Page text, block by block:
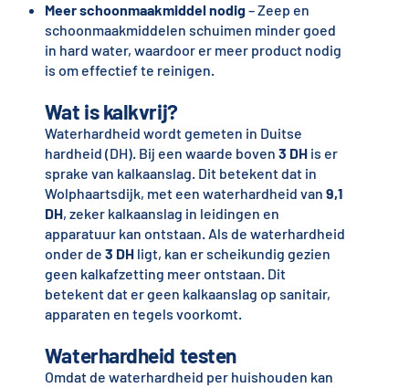
Meer schoonmaakmiddel nodig– Zeep en
schoonmaakmiddelen schuimen minder goed
in hard water, waardoor er meer product nodig
is om effectief te reinigen.
Wat is kalkvrij?
Waterhardheid wordt gemeten in Duitse
hardheid (DH). Bij een waarde boven 3 DHis er
sprake van kalkaanslag. Dit betekent dat in
Wolphaartsdijk, met een waterhardheid van 9,1
DH, zeker kalkaanslag in leidingen en
apparatuur kan ontstaan. Als de waterhardheid
onder de 3 DHligt, kan er scheikundig gezien
geen kalkafzetting meer ontstaan. Dit
betekent dat er geen kalkaanslag op sanitair,
apparaten en tegels voorkomt.
Waterhardheid testen
Omdat de waterhardheid per huishouden kan